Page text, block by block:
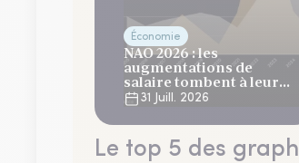
Économie
NAO 2026 : les
augmentations de
salaire tombent à leur
plus bas niveau depuis 4
ans
31 Juill. 2026
Le top 5 des